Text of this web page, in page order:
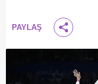
PAYLAŞ